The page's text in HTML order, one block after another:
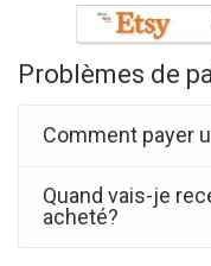
Problèmes de
Comment payer
Quand vais-je
acheté?